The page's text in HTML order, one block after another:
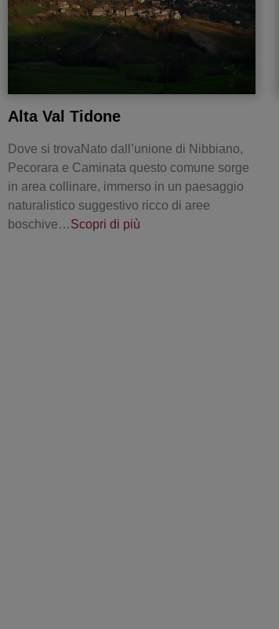
Alta Val Tidone
Dove si trovaNato dall’unione di Nibbiano,
Pecorara e Caminata questo comune sorge
in area collinare, immerso in un paesaggio
naturalistico suggestivo ricco di aree
boschive…Scopri di più